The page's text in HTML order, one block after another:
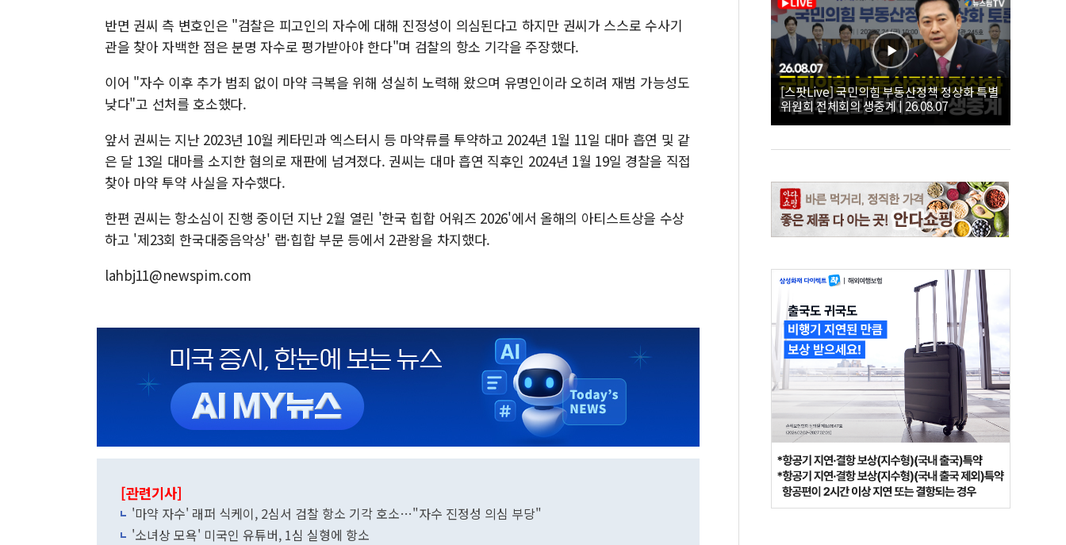
반면 권씨 측 변호인은 "검찰은 피고인의 자수에 대해 진정성이 의심된다고 하지만 권씨가 스스로 수사기
관을 찾아 자백한 점은 분명 자수로 평가받아야 한다"며 검찰의 항소 기각을 주장했다.
이어 "자수 이후 추가 범죄 없이 마약 극복을 위해 성실히 노력해 왔으며 유명인이라 오히려 재범 가능성도
낮다"고 선처를 호소했다.
앞서 권씨는 지난 2023년 10월 케타민과 엑스터시 등 마약류를 투약하고 2024년 1월 11일 대마 흡연 및 같
은 달 13일 대마를 소지한 혐의로 재판에 넘겨졌다. 권씨는 대마 흡연 직후인 2024년 1월 19일 경찰을 직접
찾아 마약 투약 사실을 자수했다.
한편 권씨는 항소심이 진행 중이던 지난 2월 열린 '한국 힙합 어워즈 2026'에서 올해의 아티스트상을 수상
하고 '제23회 한국대중음악상' 랩·힙합 부문 등에서 2관왕을 차지했다.
lahbj11@newspim.com
[관련기사]
'마약 자수' 래퍼 식케이, 2심서 검찰 항소 기각 호소…"자수 진정성 의심 부당"
'소녀상 모욕' 미국인 유튜버, 1심 실형에 항소
[스팟Live] 국민의힘 부동산정책 정상화 특별
위원회 전체회의 생중계 | 26.08.07